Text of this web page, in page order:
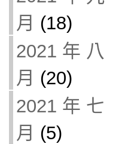
月 (18)
2021 年 八
月 (20)
2021 年 七
月 (5)